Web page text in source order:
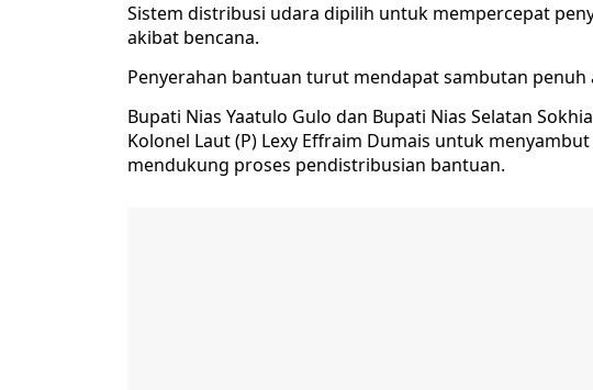
Sistem distribusi udara dipilih untuk mempercepat
akibat bencana.
Penyerahan bantuan turut mendapat sambutan
Bupati Nias Yaatulo Gulo dan Bupati Nias Selatan
Kolonel Laut (P) Lexy Effraim Dumais untuk
mendukung proses pendistribusian bantuan.